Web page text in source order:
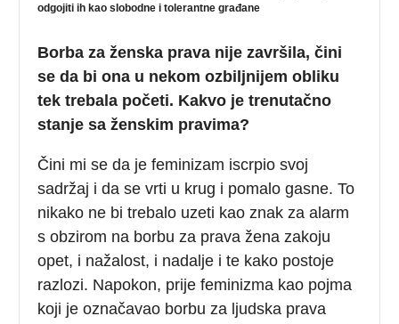
odgojiti ih kao slobodne i tolerantne građane
Borba za ženska prava nije završila, čini
se da bi ona u nekom ozbiljnijem obliku
tek trebala početi. Kakvo je trenutačno
stanje sa ženskim pravima?
Čini mi se da je feminizam iscrpio svoj
sadržaj i da se vrti u krug i pomalo gasne. To
nikako ne bi trebalo uzeti kao znak za alarm
s obzirom na borbu za prava žena zakoju
opet, i nažalost, i nadalje i te kako postoje
razlozi. Napokon, prije feminizma kao pojma
koji je označavao borbu za ljudska prava